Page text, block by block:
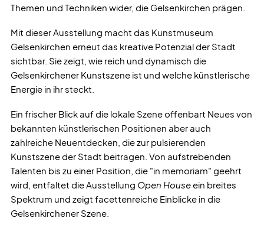
Themen und Techniken wider, die Gelsenkirchen prägen.
Mit dieser Ausstellung macht das Kunstmuseum
Gelsenkirchen erneut das kreative Potenzial der Stadt
sichtbar. Sie zeigt, wie reich und dynamisch die
Gelsenkirchener Kunstszene ist und welche künstlerische
Energie in ihr steckt.
Ein frischer Blick auf die lokale Szene offenbart Neues von
bekannten künstlerischen Positionen aber auch
zahlreiche Neuentdecken, die zur pulsierenden
Kunstszene der Stadt beitragen. Von aufstrebenden
Talenten bis zu einer Position, die "in memoriam" geehrt
wird, entfaltet die Ausstellung Open Houseein breites
Spektrum und zeigt facettenreiche Einblicke in die
Gelsenkirchener Szene.